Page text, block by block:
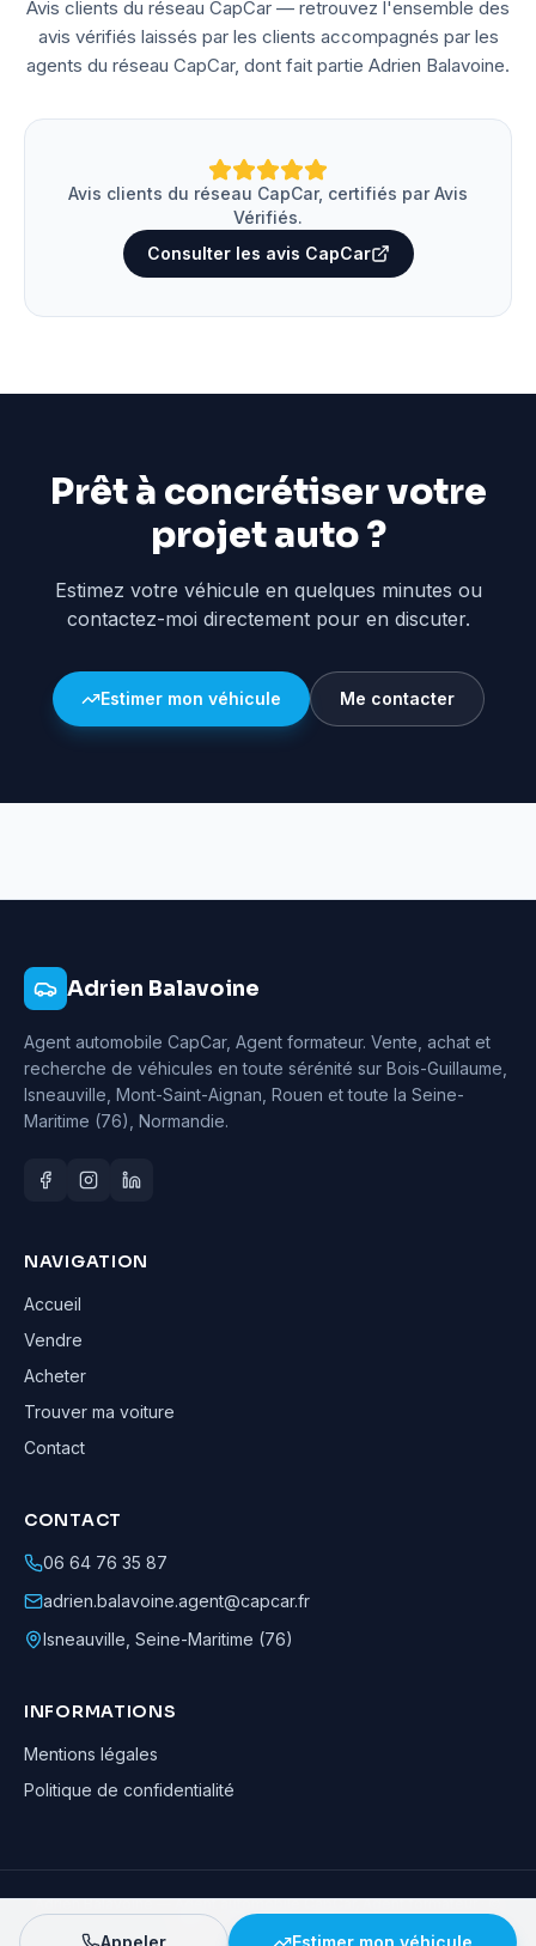
Avis clients du réseau CapCar — retrouvez l'ensemble des
avis vérifiés laissés par les clients accompagnés par les
agents du réseau CapCar, dont fait partie Adrien Balavoine.
Avis clients du réseau CapCar, certifiés par Avis
Vérifiés.
Consulter les avis CapCar
Prêt à concrétiser votre
projet auto ?
Estimez votre véhicule en quelques minutes ou
contactez-moi directement pour en discuter.
Estimer mon véhicule Me contacter
Adrien Balavoine
Agent automobile CapCar, Agent formateur. Vente, achat et
recherche de véhicules en toute sérénité sur Bois-Guillaume,
Isneauville, Mont-Saint-Aignan, Rouen et toute la Seine-
Maritime (76), Normandie.
NAVIGATION
Accueil
Vendre
Acheter
Trouver ma voiture
Contact
CONTACT
06 64 76 35 87
adrien.balavoine.agent@capcar.fr
Isneauville Seine-Maritime (76)
INFORMATIONS
Mentions légales
Politique de confidentialité
Adrien Balavoine—Agent automobile CapCar, Agent formateur· ©
· Tous droits réservés
Appeler Estimer mon véhicule